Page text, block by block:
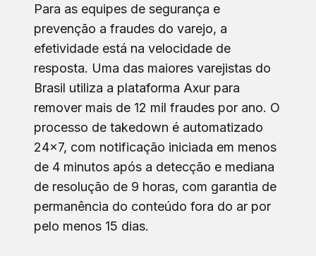
Para as equipes de segurança e
prevenção a fraudes do varejo, a
efetividade está na velocidade de
resposta. Uma das maiores varejistas do
Brasil utiliza a plataforma Axur para
remover mais de 12 mil fraudes por ano. O
processo de takedown é automatizado
24x7, com notificação iniciada em menos
de 4 minutos após a detecção e mediana
de resolução de 9 horas, com garantia de
permanência do conteúdo fora do ar por
pelo menos 15 dias.